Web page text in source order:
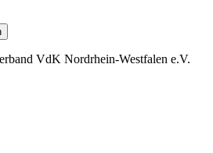
VdK Nordrhein-Westfalen e.V.